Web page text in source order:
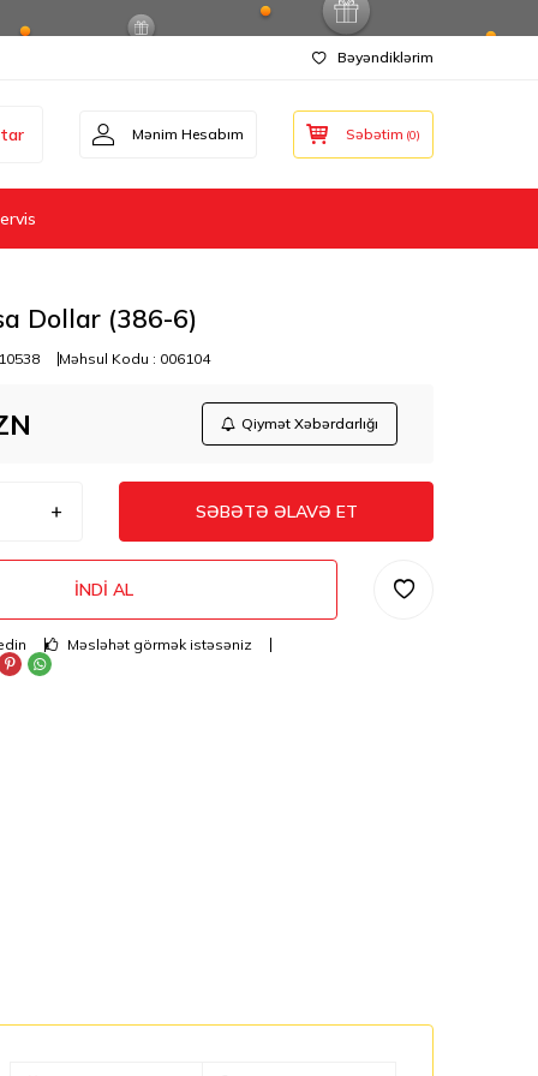
Bəyəndiklərim
Mənim Hesabım Səbətim (0)
Dollar (386-6)
Məhsul Kodu : 006104
Qiymət Xəbərdarlığı
SƏBƏTƏ ƏLAVƏ ET
İNDI AL
Məsləhət görmək istəsəniz